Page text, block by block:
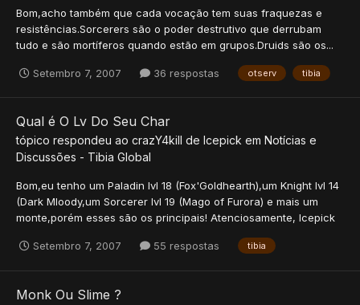
Bom,acho também que cada vocação tem suas fraquezas e
resistências.Sorcerers são o poder destrutivo que derrubam
tudo e são mortíferos quando estão em grupos.Druids são os...
Setembro 7, 2007 36 respostas otserv tibia
Qual é O Lv Do Seu Char
tópico respondeu ao crazY4kill de Icepick em Notícias e
Discussões - Tibia Global
Bom,eu tenho um Paladin lvl 18 (Fox'Goldhearth),um Knight lvl 14
(Dark Mloody,um Sorcerer lvl 19 (Mago of Furora) e mais um
monte,porém esses são os principais! Atenciosamente, Icepick
Setembro 7, 2007 55 respostas tibia
Monk Ou Slime ?